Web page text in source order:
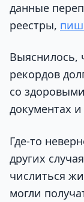
данные
реестры,
Выяснилось,
рекордов
со
документах
Где-то
других
числиться
могли